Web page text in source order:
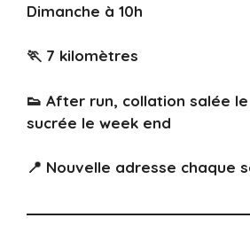
Dimanche à 10h
🏃 7 kilomètres
👟 After run, collation salée
sucrée le week end
📍 Nouvelle adresse chaque